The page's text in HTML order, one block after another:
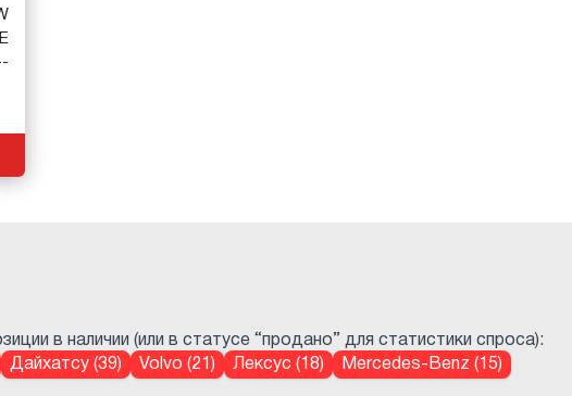
в наличии (или в статусе “продано” для статистики спроса):
Дайхатсу (39) Volvo (21) Лексус (18)
Mercedes-Benz (15)